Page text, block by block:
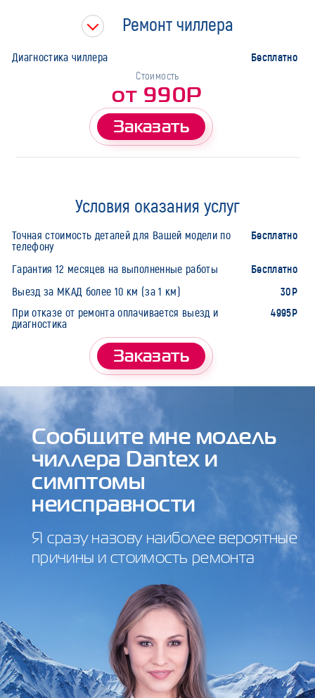
Ремонт чиллера
Диагностика чиллера Бесплатно
Стоимость
от 990Р
Заказать
Условия оказания услуг
Точная стоимость деталей для Вашей модели по
телефону
Бесплатно
Гарантия 12 месяцев на выполненные работы Бесплатно
Выезд за МКАД более 10 км (за 1 км) 30Р
При отказе от ремонта оплачивается выезд и
диагностика
4995Р
Заказать
Сообщите мне модель
чиллера Dantex и
симптомы
неисправности
Я сразу назову наиболее вероятные
причины и стоимость ремонта